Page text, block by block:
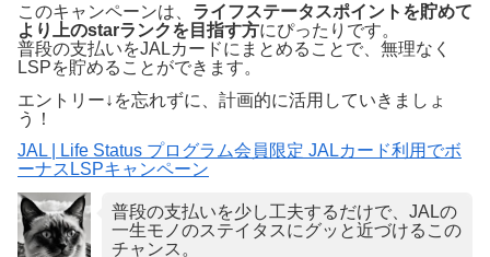
このキャンペーンは、 ライフステータスポイントを貯めて
より上のstarランクを目指す方にぴったりです。
普段の支払いをJALカードにまとめることで、無理なく
LSPを貯めることができます。
エントリー↓を忘れずに、計画的に活用していきましょ
う！
JAL | Life Status プログラム会員限定 JALカード利用でボ
ーナスLSPキャンペーン
普段の支払いを少し工夫するだけで、JALの
一生モノのステイタスにグッと近づけるこの
チャンス。